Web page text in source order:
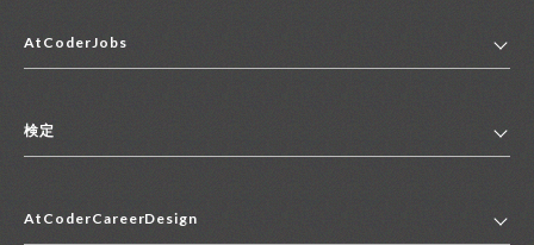
コンテスト一覧
便利リンク集
AtCoderJobs
2027年新卒採用求人一覧
中途採用求人一覧
検定
マイページ
AtCoderCareerDesign